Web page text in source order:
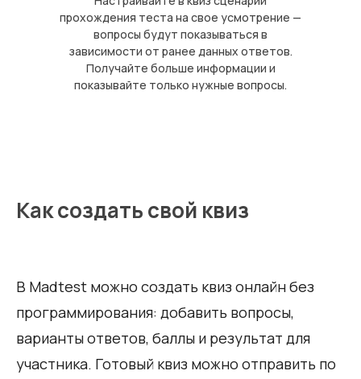
прохождения теста на свое усмотрение —
вопросы будут показываться в
зависимости от ранее данных ответов.
Получайте больше информации и
показывайте только нужные вопросы.
Как создать свой квиз
В Madtest можно создать квиз онлайн без
программирования: добавить вопросы,
варианты ответов, баллы и результат для
участника. Готовый квиз можно отправить по